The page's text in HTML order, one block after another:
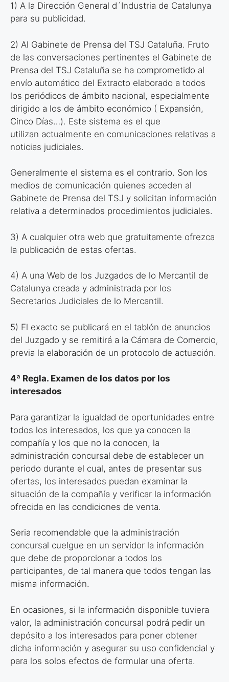
1) A la Dirección General d´Industria de Catalunya
para su publicidad.
2) Al Gabinete de Prensa del TSJ Cataluña. Fruto
de las conversaciones pertinentes el Gabinete de
Prensa del TSJ Cataluña se ha comprometido al
envío automático del Extracto elaborado a todos
los periódicos de ámbito nacional, especialmente
dirigido a los de ámbito económico ( Expansión,
Cinco Días…). Este sistema es el que
utilizan actualmente en comunicaciones relativas a
noticias judiciales.
Generalmente el sistema es el contrario. Son los
medios de comunicación quienes acceden al
Gabinete de Prensa del TSJ y solicitan información
relativa a determinados procedimientos judiciales.
3) A cualquier otra web que gratuitamente ofrezca
la publicación de estas ofertas.
4) A una Web de los Juzgados de lo Mercantil de
Catalunya creada y administrada por los
Secretarios Judiciales de lo Mercantil.
5) El exacto se publicará en el tablón de anuncios
del Juzgado y se remitirá a la Cámara de Comercio,
previa la elaboración de un protocolo de actuación.
4ª Regla. Examen de los datos por los
interesados
Para garantizar la igualdad de oportunidades entre
todos los interesados, los que ya conocen la
compañía y los que no la conocen, la
administración concursal debe de establecer un
periodo durante el cual, antes de presentar sus
ofertas, los interesados puedan examinar la
situación de la compañía y verificar la información
ofrecida en las condiciones de venta.
Seria recomendable que la administración
concursal cuelgue en un servidor la información
que debe de proporcionar a todos los
participantes, de tal manera que todos tengan las
misma información.
En ocasiones, si la información disponible tuviera
valor, la administración concursal podrá pedir un
depósito a los interesados para poner obtener
dicha información y asegurar su uso confidencial y
para los solos efectos de formular una oferta.